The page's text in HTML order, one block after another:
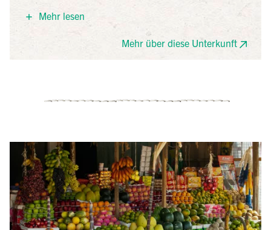
verteilen sich in einem Palmenhain direkt am Meer.
Verwendet werden natürliche Materialien, das Hotel
setzt auf Solarenergie und lokale Produkte. Ideal für
Ruhesuchende, die Komfort mit Nachhaltigkeit
Mehr lesen
Mehr über diese Unterkunft